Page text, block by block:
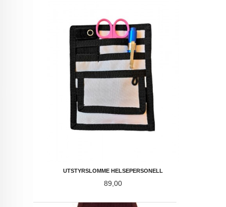
UTSTYRSLOMME HELSEPERSONELL
Pris
89,00